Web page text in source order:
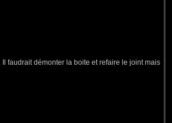
faudrait démonter la boite et refaire le joint mais